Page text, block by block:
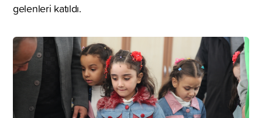
gelenleri katıldı.